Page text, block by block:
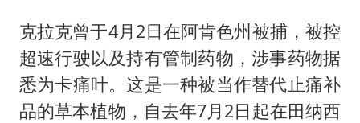
克拉克曾于4月2日在阿肯色州被捕，被控
超速行驶以及持有管制药物，涉事药物据
悉为卡痛叶。这是一种被当作替代止痛补
品的草本植物，自去年7月2日起在田纳西